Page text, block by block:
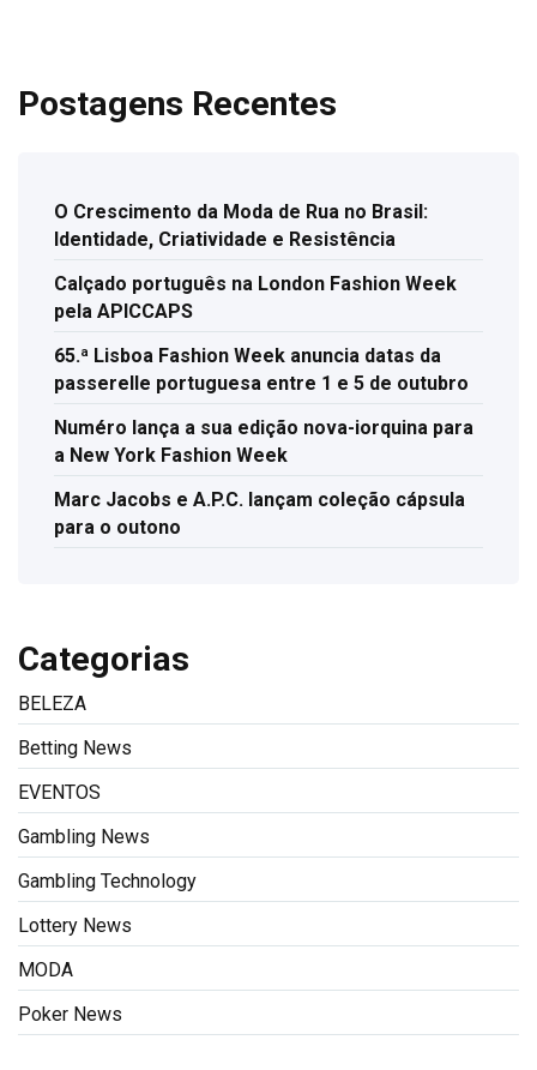
Postagens Recentes
O Crescimento da Moda de Rua no Brasil:
Identidade, Criatividade e Resistência
Calçado português na London Fashion Week
pela APICCAPS
65.ª Lisboa Fashion Week anuncia datas da
passerelle portuguesa entre 1 e 5 de outubro
Numéro lança a sua edição nova-iorquina para
a New York Fashion Week
Marc Jacobs e A.P.C. lançam coleção cápsula
para o outono
Categorias
BELEZA
Betting News
EVENTOS
Gambling News
Gambling Technology
Lottery News
MODA
Poker News